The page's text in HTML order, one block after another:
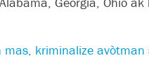
kriminalize avòtman